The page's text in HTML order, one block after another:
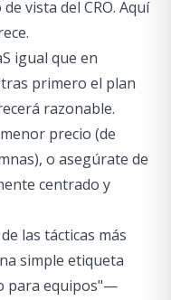
vista del CRO. Aquí
igual que en
primero el plan
razonable.
precio (de
o asegúrate de
centrado y
las tácticas más
simple etiqueta
para equipos"—